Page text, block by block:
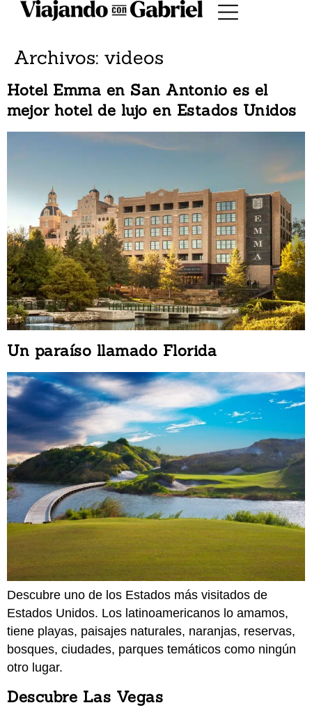
Archivos: videos
Hotel Emma en San Antonio es el
mejor hotel de lujo en Estados Unidos
Un paraíso llamado Florida
Descubre uno de los Estados más visitados de
Estados Unidos. Los latinoamericanos lo amamos,
tiene playas, paisajes naturales, naranjas, reservas,
bosques, ciudades, parques temáticos como ningún
otro lugar.
Descubre Las Vegas